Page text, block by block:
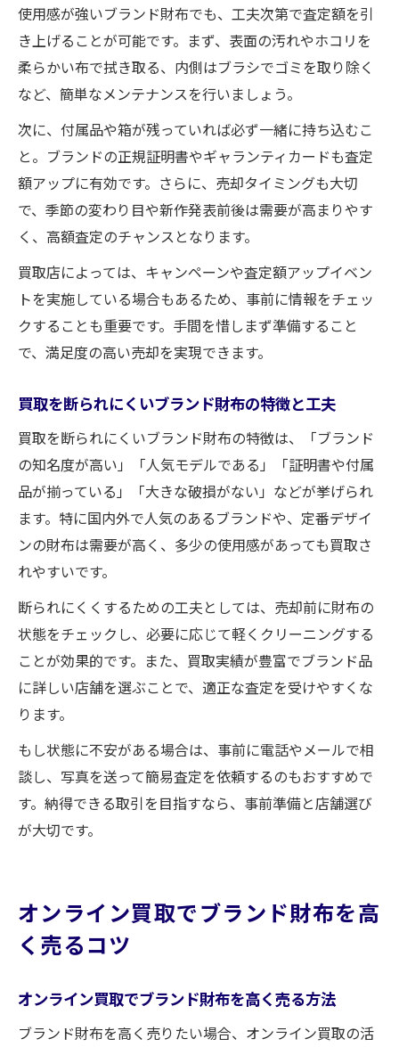
使用感が強いブランド財布でも、工夫次第で査定額を引
き上げることが可能です。まず、表面の汚れやホコリを
柔らかい布で拭き取る、内側はブラシでゴミを取り除く
など、簡単なメンテナンスを行いましょう。
次に、付属品や箱が残っていれば必ず一緒に持ち込むこ
と。ブランドの正規証明書やギャランティカードも査定
額アップに有効です。さらに、売却タイミングも大切
で、季節の変わり目や新作発表前後は需要が高まりやす
く、高額査定のチャンスとなります。
買取店によっては、キャンペーンや査定額アップイベン
トを実施している場合もあるため、事前に情報をチェッ
クすることも重要です。手間を惜しまず準備すること
で、満足度の高い売却を実現できます。
買取を断られにくいブランド財布の特徴と工夫
買取を断られにくいブランド財布の特徴は、「ブランド
の知名度が高い」「人気モデルである」「証明書や付属
品が揃っている」「大きな破損がない」などが挙げられ
ます。特に国内外で人気のあるブランドや、定番デザイ
ンの財布は需要が高く、多少の使用感があっても買取さ
れやすいです。
断られにくくするための工夫としては、売却前に財布の
状態をチェックし、必要に応じて軽くクリーニングする
ことが効果的です。また、買取実績が豊富でブランド品
に詳しい店舗を選ぶことで、適正な査定を受けやすくな
ります。
もし状態に不安がある場合は、事前に電話やメールで相
談し、写真を送って簡易査定を依頼するのもおすすめで
す。納得できる取引を目指すなら、事前準備と店舗選び
が大切です。
オンライン買取でブランド財布を高
く売るコツ
オンライン買取でブランド財布を高く売る方法
ブランド財布を高く売りたい場合、オンライン買取の活